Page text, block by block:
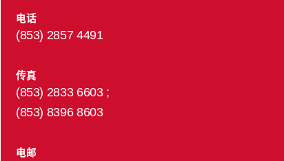
电话
(853) 2857 4491
传真
(853) 2833 6603 ;
(853) 8396 8603
电邮